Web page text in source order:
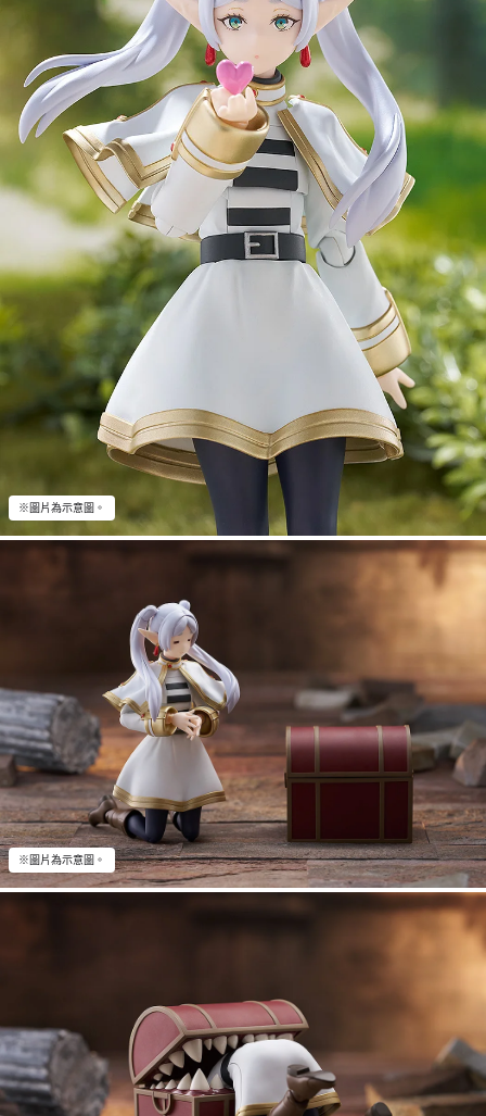
※圖片為示意圖。
※圖片為示意圖。